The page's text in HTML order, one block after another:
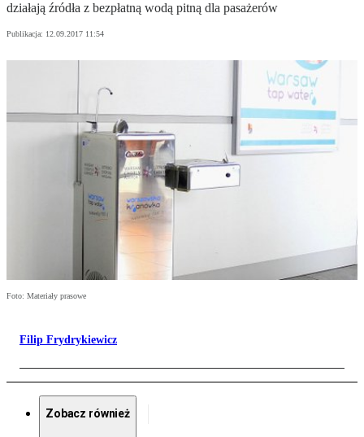
działają źródła z bezpłatną wodą pitną dla pasażerów
Publikacja: 12.09.2017 11:54
Foto: Materiały prasowe
Filip Frydrykiewicz
Zobacz również